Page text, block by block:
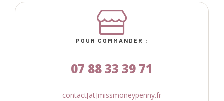
POUR COMMANDER :
07 88 33 39 71
contact[at]missmoneypenny.fr